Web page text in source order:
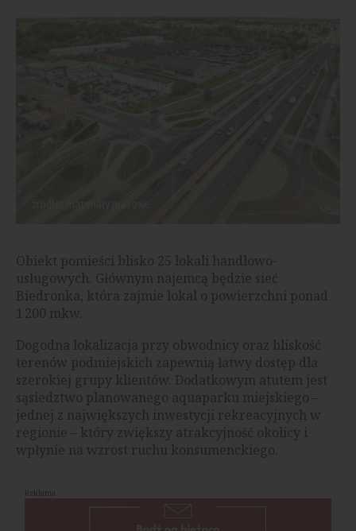
Obiekt pomieści blisko 25 lokali handlowo-
usługowych. Głównym najemcą będzie sieć
Biedronka, która zajmie lokal o powierzchni ponad
1 200 mkw.
Dogodna lokalizacja przy obwodnicy oraz bliskość
terenów podmiejskich zapewnią łatwy dostęp dla
szerokiej grupy klientów. Dodatkowym atutem jest
sąsiedztwo planowanego aquaparku miejskiego –
jednej z największych inwestycji rekreacyjnych w
regionie – który zwiększy atrakcyjność okolicy i
wpłynie na wzrost ruchu konsumenckiego.
Reklama